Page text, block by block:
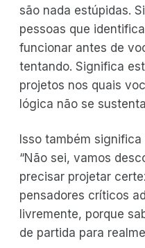
são nada estúpidas.
pessoas que
funcionar antes de
tentando. Significa
projetos nos quais
lógica não se
Isso também
“Não sei, vamos
precisar projetar
pensadores críticos
livremente, porque
de partida para